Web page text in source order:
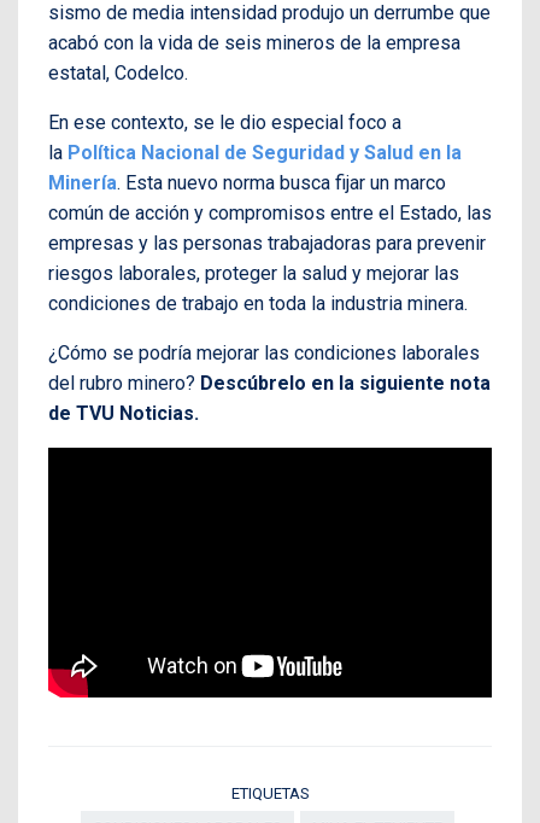
sismo de media intensidad produjo un derrumbe que
acabó con la vida de seis mineros de la empresa
estatal, Codelco.
En ese contexto, se le dio especial foco a
la Política Nacional de Seguridad y Salud en la
Minería. Esta nuevo norma busca fijar un marco
común de acción y compromisos entre el Estado, las
empresas y las personas trabajadoras para prevenir
riesgos laborales, proteger la salud y mejorar las
condiciones de trabajo en toda la industria minera.
¿Cómo se podría mejorar las condiciones laborales
del rubro minero? Descúbrelo en la siguiente nota
de TVU Noticias.
ETIQUETAS